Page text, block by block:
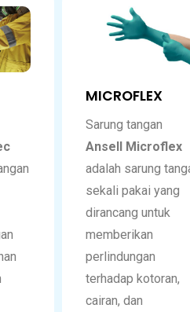
MICROFLEX
Sarung tangan
Ansell Microflex
adalah sarung
sekali pakai yang
dirancang untuk
memberikan
perlindungan
terhadap kotoran,
cairan, dan